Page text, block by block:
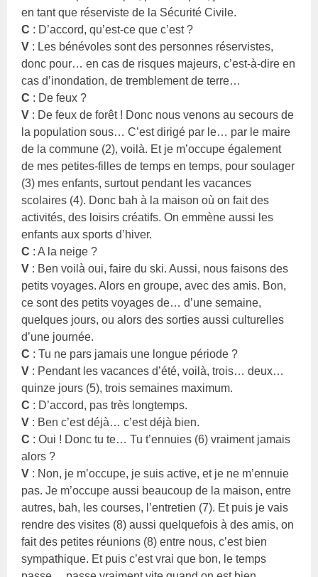
en tant que réserviste de la Sécurité Civile.
C : D’accord, qu’est-ce que c’est ?
V : Les bénévoles sont des personnes réservistes,
donc pour… en cas de risques majeurs, c’est-à-dire en
cas d’inondation, de tremblement de terre…
C : De feux ?
V : De feux de forêt ! Donc nous venons au secours de
la population sous… C’est dirigé par le… par le maire
de la commune (2), voilà. Et je m’occupe également
de mes petites-filles de temps en temps, pour soulager
(3) mes enfants, surtout pendant les vacances
scolaires (4). Donc bah à la maison où on fait des
activités, des loisirs créatifs. On emmène aussi les
enfants aux sports d’hiver.
C : A la neige ?
V : Ben voilà oui, faire du ski. Aussi, nous faisons des
petits voyages. Alors en groupe, avec des amis. Bon,
ce sont des petits voyages de… d’une semaine,
quelques jours, ou alors des sorties aussi culturelles
d’une journée.
C : Tu ne pars jamais une longue période ?
V : Pendant les vacances d’été, voilà, trois… deux…
quinze jours (5), trois semaines maximum.
C : D’accord, pas très longtemps.
V : Ben c’est déjà… c’est déjà bien.
C : Oui ! Donc tu te… Tu t’ennuies (6) vraiment jamais
alors ?
V : Non, je m’occupe, je suis active, et je ne m’ennuie
pas. Je m’occupe aussi beaucoup de la maison, entre
autres, bah, les courses, l’entretien (7). Et puis je vais
rendre des visites (8) aussi quelquefois à des amis, on
fait des petites réunions (8) entre nous, c’est bien
sympathique. Et puis c’est vrai que bon, le temps